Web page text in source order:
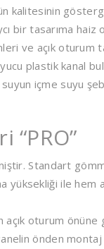
kalitesinin
bir tasarıma
ve açık oturum
plastik kanal
suyun içme suyu
“PRO”
Standart
ile hem
açık oturum
önden